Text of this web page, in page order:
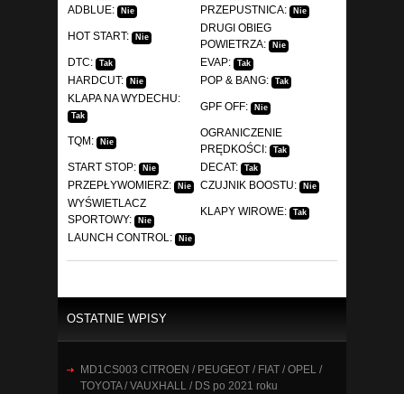
ADBLUE: Nie PRZEPUSTNICA: Nie
HOT START: Nie
DRUGI OBIEG
POWIETRZA:
Nie
DTC: Tak EVAP: Tak
HARDCUT: Nie POP & BANG: Tak
KLAPA NA WYDECHU:
Tak
GPF OFF: Nie
TQM: Nie
OGRANICZENIE
PRĘDKOŚCI:
Tak
START STOP: Nie DECAT: Tak
PRZEPŁYWOMIERZ: Nie CZUJNIK BOOSTU: Nie
WYŚWIETLACZ
SPORTOWY:
Nie
KLAPY WIROWE: Tak
LAUNCH CONTROL: Nie
OSTATNIE WPISY
MD1CS003 CITROEN / PEUGEOT / FIAT / OPEL /
TOYOTA / VAUXHALL / DS po 2021 roku